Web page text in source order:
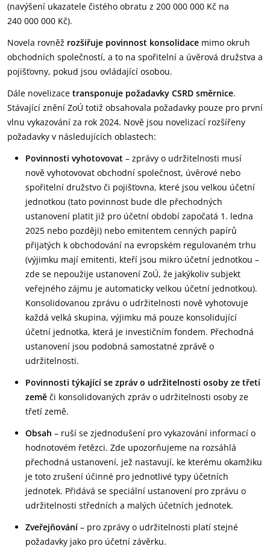
(navýšení ukazatele čistého obratu z 200 000 000 Kč na
240 000 000 Kč).
Novela rovněž rozšiřuje povinnost konsolidace mimo okruh
obchodních společností, a to na spořitelní a úvěrová družstva a
pojišťovny, pokud jsou ovládající osobou.
Dále novelizace transponuje požadavky CSRD směrnice.
Stávající znění ZoÚ totiž obsahovala požadavky pouze pro první
vlnu vykazování za rok 2024. Nově jsou novelizací rozšířeny
požadavky v následujících oblastech:
Povinnosti vyhotovovat – zprávy o udržitelnosti musí
nově vyhotovovat obchodní společnost, úvěrové nebo
spořitelní družstvo či pojišťovna, které jsou velkou účetní
jednotkou (tato povinnost bude dle přechodných
ustanovení platit již pro účetní období započatá 1. ledna
2025 nebo později) nebo emitentem cenných papírů
přijatých k obchodování na evropském regulovaném trhu
(výjimku mají emitenti, kteří jsou mikro účetní jednotkou –
zde se nepoužije ustanovení ZoÚ, že jakýkoliv subjekt
veřejného zájmu je automaticky velkou účetní jednotkou).
Konsolidovanou zprávu o udržitelnosti nově vyhotovuje
každá velká skupina, výjimku má pouze konsolidující
účetní jednotka, která je investičním fondem. Přechodná
ustanovení jsou podobná samostatné zprávě o
udržitelnosti.
Povinnosti týkající se zpráv o udržitelnosti osoby ze třetí
země či konsolidovaných zpráv o udržitelnosti osoby ze
třetí země.
Obsah – ruší se zjednodušení pro vykazování informací o
hodnotovém řetězci. Zde upozorňujeme na rozsáhlá
přechodná ustanovení, jež nastavují, ke kterému okamžiku
je toto zrušení účinné pro jednotlivé typy účetních
jednotek. Přidává se speciální ustanovení pro zprávu o
udržitelnosti středních a malých účetních jednotek.
Zveřejňování – pro zprávy o udržitelnosti platí stejné
požadavky jako pro účetní závěrku.